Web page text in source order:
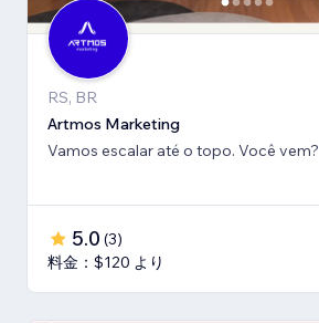
RS, BR
Artmos Marketing
Vamos escalar até o topo. Você vem?
5.0 (3)
料金：$120 より